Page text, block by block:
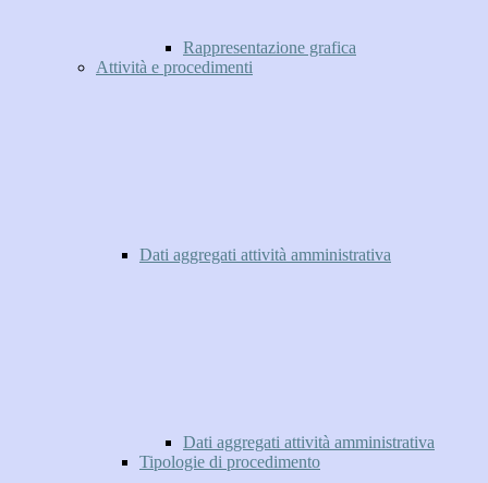
Rappresentazione grafica
Attività e procedimenti
Dati aggregati attività amministrativa
Dati aggregati attività amministrativa
Tipologie di procedimento